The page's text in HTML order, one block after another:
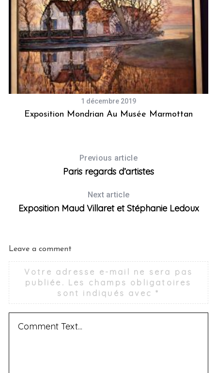
1 décembre 2019
Exposition Mondrian Au Musée Marmottan
Previous article
Paris regards d’artistes
Next article
Exposition Maud Villaret et Stéphanie Ledoux
Leave a comment
Votre adresse e-mail ne sera pas
publiée. Les champs obligatoires
sont indiqués avec*